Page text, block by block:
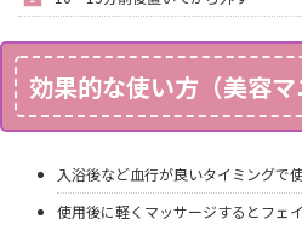
効果的な使い方（美容マ
入浴後など血行が良いタイミングで
使用後に軽くマッサージするとフェ